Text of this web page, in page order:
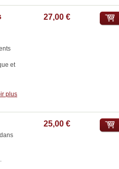
et
plus
27,00 €
25,00 €